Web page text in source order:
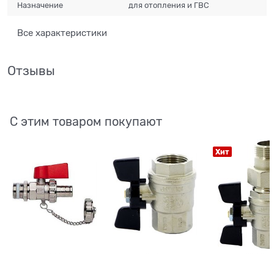
Назначение для отопления и ГВС
Все характеристики
Отзывы
С этим товаром покупают
Хит